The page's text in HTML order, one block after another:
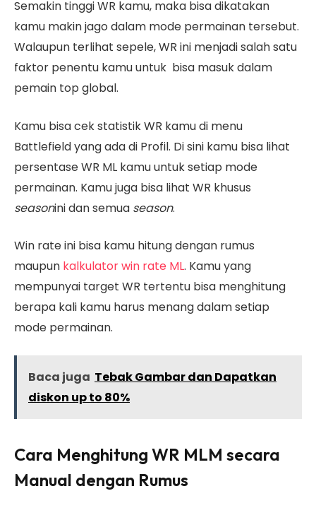
Semakin tinggi WR kamu, maka bisa dikatakan
kamu makin jago dalam mode permainan tersebut.
Walaupun terlihat sepele, WR ini menjadi salah satu
faktor penentu kamu untuk bisa masuk dalam
pemain top global.
Kamu bisa cek statistik WR kamu di menu
Battlefieldyang ada di Profil. Di sini kamu bisa lihat
persentase WR ML kamu untuk setiap mode
permainan. Kamu juga bisa lihat WR khusus
seasonini dan semua season.
Win rate ini bisa kamu hitung dengan rumus
maupun kalkulator win rate ML. Kamu yang
mempunyai target WR tertentu bisa menghitung
berapa kali kamu harus menang dalam setiap
mode permainan.
Baca juga Tebak Gambar dan Dapatkan
diskon up to 80%
Cara Menghitung WR MLM secara
Manual dengan Rumus